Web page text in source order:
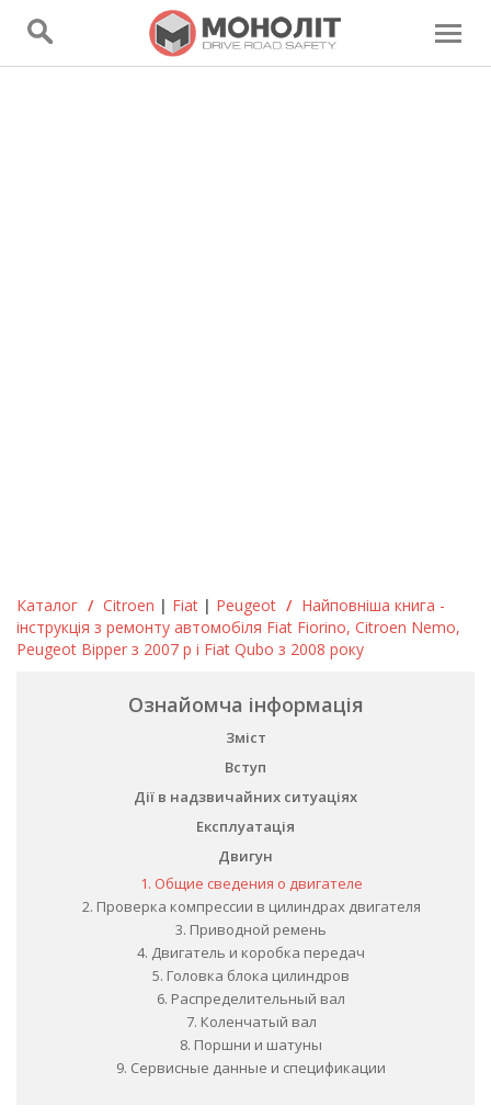
Каталог / Citroen | Fiat | Peugeot / Найповніша книга -
інструкція з ремонту автомобіля Fiat Fiorino, Citroen Nemo,
Peugeot Bipper з 2007 р і Fiat Qubo з 2008 року
Ознайомча інформація
Зміст
Вступ
Дії в надзвичайних ситуаціях
Експлуатація
Двигун
1. Общие сведения о двигателе
2. Проверка компрессии в цилиндрах двигателя
3. Приводной ремень
4. Двигатель и коробка передач
5. Головка блока цилиндров
6. Распределительный вал
7. Коленчатый вал
8. Поршни и шатуны
9. Сервисные данные и спецификации